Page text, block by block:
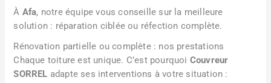
À Afa, notre équipe vous conseille sur la meilleure
solution : réparation ciblée ou réfection complète.
Rénovation partielle ou complète : nos prestations
Chaque toiture est unique. C’est pourquoi Couvreur
SORREL adapte ses interventions à votre situation :